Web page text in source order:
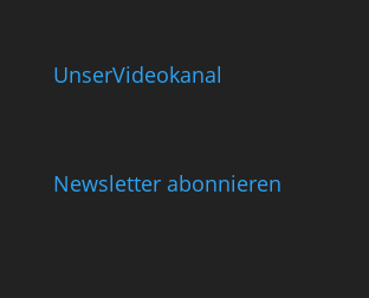
UnserVideokanal
Newsletter abonnieren